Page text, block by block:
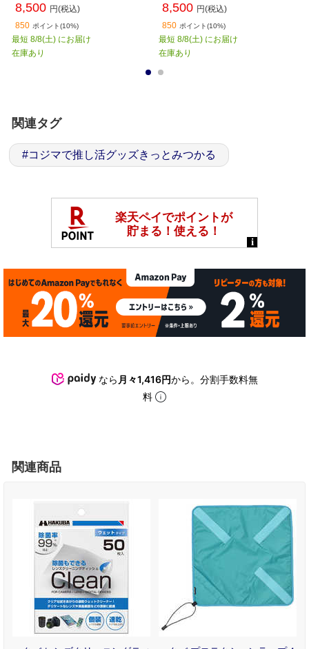
8,500 円(税込)
850 ポイント(10%)
最短 8/8(土) にお届け
在庫あり
8,500 円(税込)
850 ポイント(10%)
最短 8/8(土) にお届け
在庫あり
関連タグ
#コジマで推し活グッズきっとみつかる
なら 月々1,416円から。分割手数料無
料
関連商品